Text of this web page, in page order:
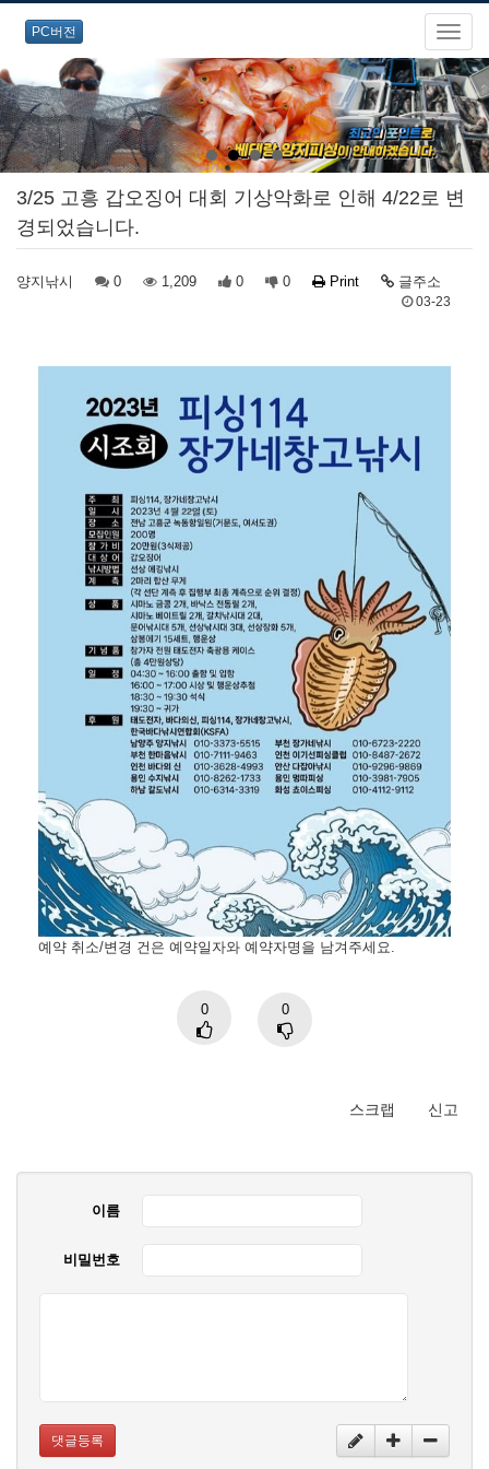
PC버전
3/25 고흥 갑오징어 대회 기상악화로 인해 4/22로 변
경되었습니다.
양지낚시 0 1,209 0 0 Print 글주소
03-23
예약 취소/변경 건은 예약일자와 예약자명을 남겨주세요.
0 0
스크랩 신고
이름
비밀번호
댓글등록